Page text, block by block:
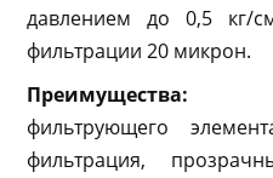
давлением до 0,5 кг/
фильтрации 20 микрон.
фильтрующего
фильтрация,